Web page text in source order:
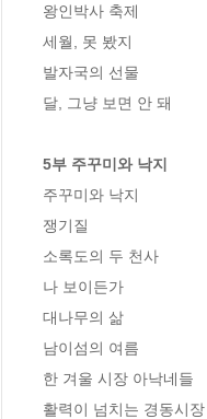
왕인박사 축제
세월, 못 봤지
발자국의 선물
달, 그냥 보면 안 돼
5부 주꾸미와 낙지
주꾸미와 낙지
쟁기질
소록도의 두 천사
나 보이든가
대나무의 삶
남이섬의 여름
한 겨울 시장 아낙네들
활력이 넘치는 경동시장